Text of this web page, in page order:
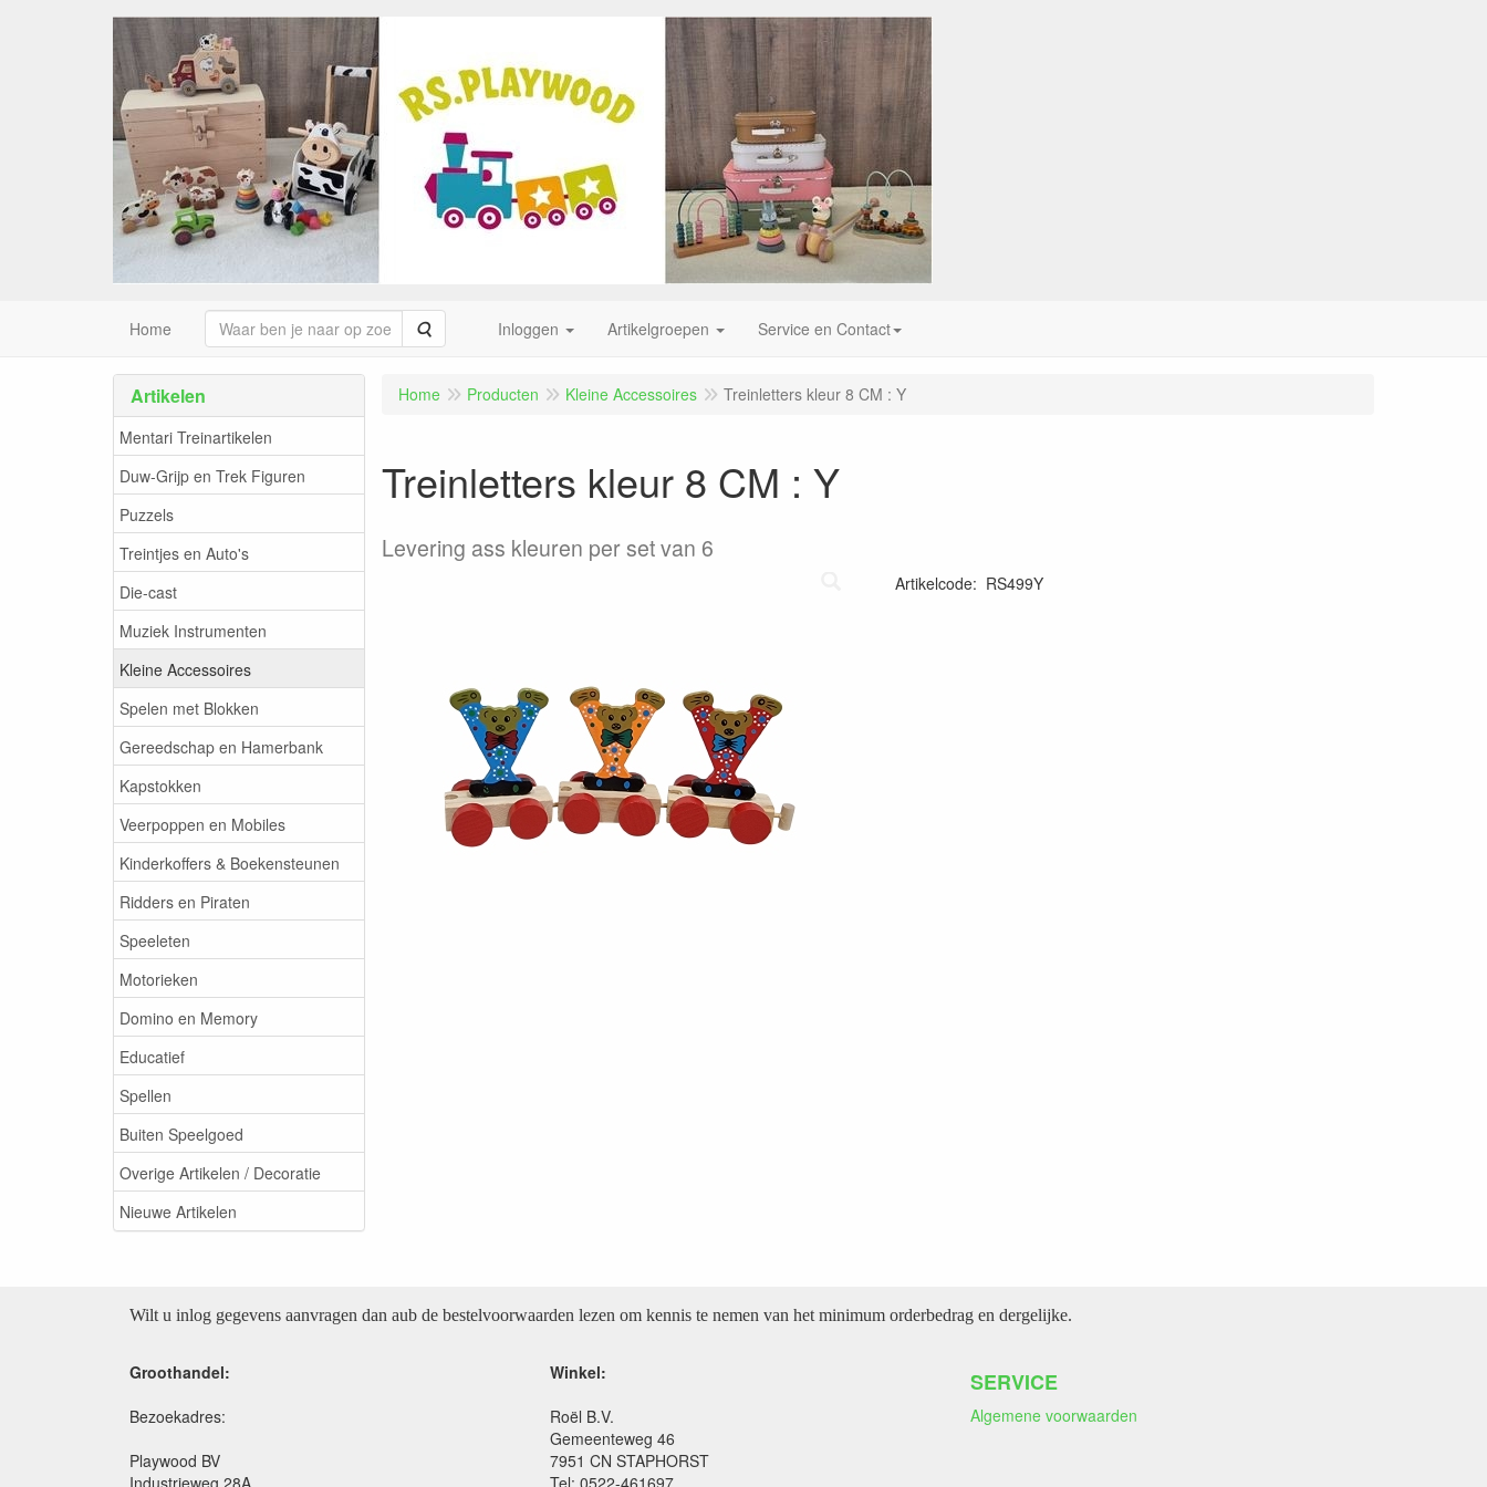
Home Zoeken Inloggen Artikelgroepen Service en Contact
Artikelen
Mentari Treinartikelen
Duw-Grijp en Trek Figuren
Puzzels
Treintjes en Auto's
Die-cast
Muziek Instrumenten
Kleine Accessoires
Spelen met Blokken
Gereedschap en Hamerbank
Kapstokken
Veerpoppen en Mobiles
Kinderkoffers & Boekensteunen
Ridders en Piraten
Speeleten
Motorieken
Domino en Memory
Educatief
Spellen
Buiten Speelgoed
Overige Artikelen / Decoratie
Nieuwe Artikelen
Home Producten Kleine Accessoires Treinletters kleur 8 CM : Y
Treinletters kleur 8 CM : Y
Levering ass kleuren per set van 6
Artikelcode: RS499Y
Wilt u inlog gegevens aanvragen dan aub de bestelvoorwaarden lezen om kennis te nemen van het minimum orderbedrag en dergelijke.
Groothandel:
Bezoekadres:
Playwood BV
Industrieweg 28A
Winkel:
Roël B.V.
Gemeenteweg 46
7951 CN STAPHORST
Tel: 0522-461697
SERVICE
Algemene voorwaarden